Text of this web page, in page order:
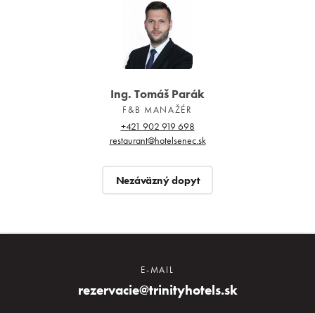
Ing. Tomáš Parák
F&B MANAŽÉR
+421 902 919 698
restaurant@hotelsenec.sk
Nezáväzný dopyt
E-MAIL
rezervacie@trinityhotels.sk